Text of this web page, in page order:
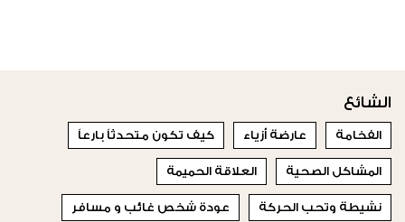
الشائع
الفخامة عارضة أزياء كيف تكون متحدثاً بارعاً
المشاكل الصحية العلاقة الحميمة
نشيطة وتحب الحركة عودة شخص غائب و مسافر